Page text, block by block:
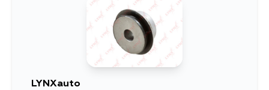
923
923
LYNXauto